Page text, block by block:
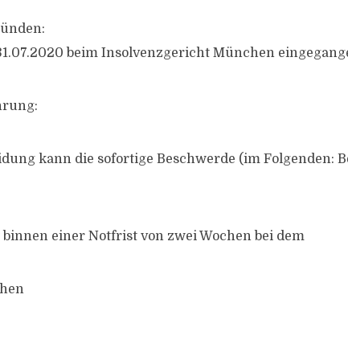
beim Insolvenzgericht München
kann die sofortige Beschwerde (im Folgenden:
einer Notfrist von zwei Wochen bei dem